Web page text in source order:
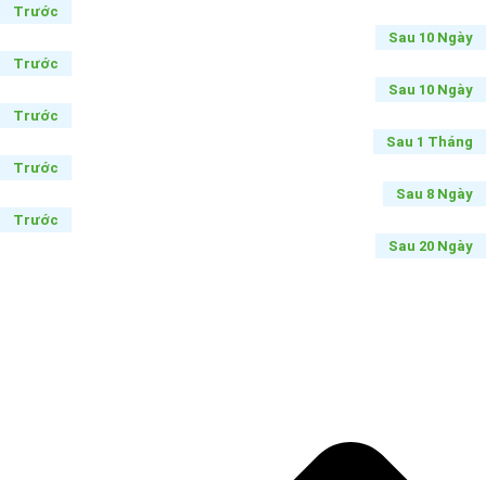
Trước
Sau 10 Ngày
Trước
Sau 10 Ngày
Trước
Sau 1 Tháng
Trước
Sau 8 Ngày
Trước
Sau 20 Ngày